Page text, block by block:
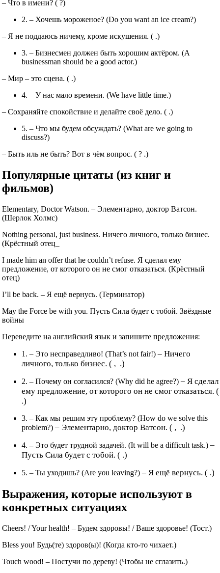
– Что в имени? ( ?)
2. – Хочешь мороженое? (Do you want an ice cream?)
– Я не поддаюсь ничему, кроме искушения. ( .)
3. – Бизнесмен должен быть хорошим актёром. (A
businessman should be a good actor.)
– Мир – это сцена. ( .)
4. – У нас мало времени. (We have little time.)
– Сохраняйте спокойствие и делайте своё дело. ( .)
5. – Что мы будем обсуждать? (What are we going to
discuss?)
– Быть иль не быть? Вот в чём вопрос. ( ? .)
Популярные цитаты (из книг и
фильмов)
Elementary, Doctor Watson. – Элементарно, доктор Ватсон.
(Шерлок Холмс)
Nothing personal, just business. Ничего личного, только бизнес.
(Крёстный отец_
I made him an offer that he couldn’t refuse. Я сделал ему
предложение, от которого он не смог отказаться. (Крёстный
отец)
I’ll be back. – Я ещё вернусь. (Терминатор)
May the Force be with you. Пусть Сила будет с тобой. Звёздные
войны
Переведите на английский язык и запишите предложения:
1. – Это несправедливо! (That’s not fair!)– Ничего
личного, только бизнес. ( , .)
2. – Почему он согласился? (Why did he agree?)– Я сделал
ему предложение, от которого он не смог отказаться. (
.)
3. – Как мы решим эту проблему? (How do we solve this
problem?)– Элементарно, доктор Ватсон. ( , .)
4. – Это будет трудной задачей. (It will be a difficult task.)–
Пусть Сила будет с тобой. ( .)
5. – Ты уходишь? (Are you leaving?)– Я ещё вернусь. ( .)
Выражения, которые используют в
конкретных ситуациях
Cheers! / Your health! – Будем здоровы! / Ваше здоровье! (Тост.)
Bless you! Будь(те) здоров(ы)! (Когда кто-то чихает.)
Touch wood! – Постучи по дереву! (Чтобы не сглазить.)